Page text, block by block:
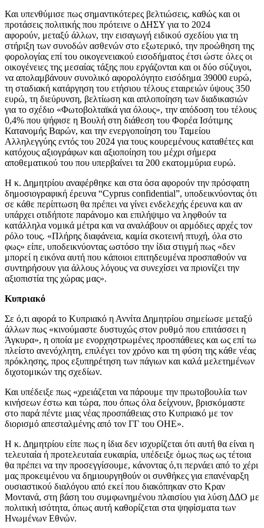
Και υπενθύμισε πως σημαντικότερες βελτιώσεις, καθώς και οι
προτάσεις πολιτικής που πρότεινε ο ΔΗΣΥ για το 2024
αφορούν, μεταξύ άλλων, την εισαγωγή ειδικού σχεδίου για τη
στήριξη των συνοδών ασθενών στο εξωτερικό, την προώθηση της
φορολογίας επί του οικογενειακού εισοδήματος έτσι ώστε όλες οι
οικογένειες της μεσαίας τάξης που εργάζονται και οι δύο σύζυγοι,
να απολαμβάνουν συνολικό αφορολόγητο εισόδημα 39000 ευρώ,
τη σταδιακή κατάργηση του ετήσιου τέλους εταιρειών ύψους 350
ευρώ, τη διεύρυνση, βελτίωση και απλοποίηση των διαδικασιών
για το σχέδιο «Φωτοβολταϊκά για όλους», την απόδοση του τέλους
0,4% που ψήφισε η Βουλή στη διάθεση του Φορέα Ισότιμης
Κατανομής Βαρών, και την ενεργοποίηση του Ταμείου
Αλληλεγγύης εντός του 2024 για τους κουρεμένους καταθέτες και
κατόχους αξιογράφων και αξιοποίηση του μέχρι σήμερα
αποθεματικού του που υπερβαίνει τα 200 εκατομμύρια ευρώ.
Η κ. Δημητρίου αναφέρθηκε και στα όσα αφορούν την πρόσφατη
δημοσιογραφική έρευνα “Cyprus confidential”, υποδεικνύοντας ότι
σε κάθε περίπτωση θα πρέπει να γίνει ενδελεχής έρευνα και αν
υπάρχει οτιδήποτε παράνομο και επιλήψιμο να ληφθούν τα
κατάλληλα νομικά μέτρα και να αναλάβουν οι αρμόδιες αρχές τον
ρόλο τους. «Πλήρης διαφάνεια, καμία σκοτεινή πτυχή, όλα στο
φως» είπε, υποδεικνύοντας ωστόσο την ίδια στιγμή πως «δεν
μπορεί η εικόνα αυτή που κάποιοι επιτηδευμένα προσπαθούν να
συντηρήσουν για άλλους λόγους να συνεχίσει να πριονίζει την
αξιοπιστία της χώρας μας».
Κυπριακό
Σε ό,τι αφορά το Κυπριακό η Αννίτα Δημητρίου σημείωσε μεταξύ
άλλων πως «κινούμαστε δυστυχώς στον ρυθμό που επιτάσσει η
Άγκυρα», η οποία με ενορχηστρωμένες προσπάθειες και ως επί τω
πλείστο ανενόχλητη, επιλέγει τον χρόνο και τη φύση της κάθε νέας
πρόκλησης, προς εξυπηρέτηση των πάγιων και καλά μελετημένων
διχοτομικών της σχεδίων.
Και υπέδειξε πως «χρειάζεται να πάρουμε την πρωτοβουλία των
κινήσεων έστω και τώρα, που όπως όλα δείχνουν, βρισκόμαστε
στο παρά πέντε μιας νέας προσπάθειας στο Κυπριακό με τον
διορισμό απεσταλμένης από τον ΓΓ του ΟΗΕ».
Η κ. Δημητρίου είπε πως η ίδια δεν ισχυρίζεται ότι αυτή θα είναι η
τελευταία ή προτελευταία ευκαιρία, υπέδειξε όμως πως ως τέτοια
θα πρέπει να την προσεγγίσουμε, κάνοντας ό,τι περνάει από το χέρι
μας προκειμένου να δημιουργηθούν οι συνθήκες για επανέναρξη
ουσιαστικού διαλόγου από εκεί που διακόπηκαν στο Κραν
Μοντανά, στη βάση του συμφωνημένου πλαισίου για λύση ΔΔΟ με
πολιτική ισότητα, όπως αυτή καθορίζεται στα ψηφίσματα των
Ηνωμένων Εθνών.